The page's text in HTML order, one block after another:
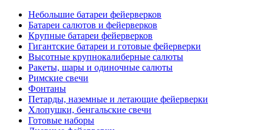
Небольшие батареи фейерверков
Батареи салютов и фейерверков
Крупные батареи фейерверков
Гигантские батареи и готовые фейерверки
Высотные крупнокалиберные салюты
Ракеты, шары и одиночные салюты
Римские свечи
Фонтаны
Петарды, наземные и летающие фейерверки
Хлопушки, бенгальские свечи
Готовые наборы